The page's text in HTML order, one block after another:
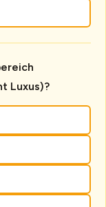
Luxus)?